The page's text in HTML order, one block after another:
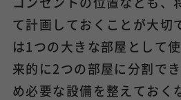
て計画しておくことが大切
は1つの大きな部屋として
来的に2つの部屋に分割で
め必要な設備を整えておく